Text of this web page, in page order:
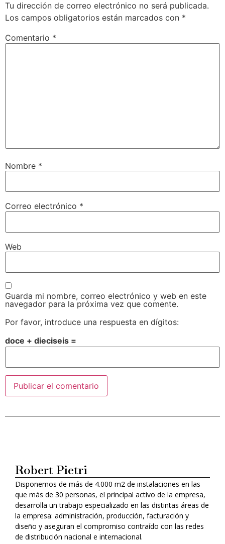
Tu dirección de correo electrónico no será publicada.
Los campos obligatorios están marcados con *
Comentario *
Nombre *
Correo electrónico *
Web
Guarda mi nombre, correo electrónico y web en este
navegador para la próxima vez que comente.
Por favor, introduce una respuesta en dígitos:
doce + dieciseis =
Robert Pietri
Disponemos de más de 4.000 m2 de instalaciones en las
que más de 30 personas, el principal activo de la empresa,
desarrolla un trabajo especializado en las distintas áreas de
la empresa: administración, producción, facturación y
diseño y aseguran el compromiso contraído con las redes
de distribución nacional e internacional.